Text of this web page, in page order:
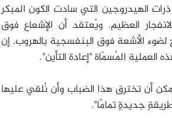
الهيدروجين التي سادت الكون المبكر
العظيم. ويُعتقد أن الإشعاع فوق
لضوء الأشعة فوق البنفسجية بالهروب. إن
المُسمّاة "إعادة التأين".
أن تخترق هذا الضباب وأن نُلقي عليها
جديدةٍ تمامًا".